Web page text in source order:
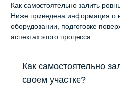
Как самостоятельно залить
Ниже приведена информация о
оборудовании, подготовке
аспектах этого процесса.
Как самостоятельно
своем участке?